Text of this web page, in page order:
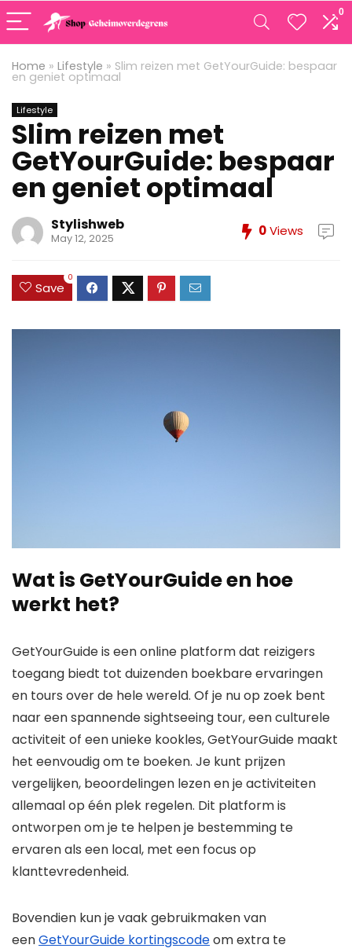
0
Home » Lifestyle » Slim reizen met GetYourGuide: bespaar
en geniet optimaal
Lifestyle
Slim reizen met
GetYourGuide: bespaar
en geniet optimaal
Stylishweb
May 12, 2025 0Views
Save
0
Wat is GetYourGuide en hoe
werkt het?
GetYourGuide is een online platform dat reizigers
toegang biedt tot duizenden boekbare ervaringen
en tours over de hele wereld. Of je nu op zoek bent
naar een spannende sightseeing tour, een culturele
activiteit of een unieke kookles, GetYourGuide maakt
het eenvoudig om te boeken. Je kunt prijzen
vergelijken, beoordelingen lezen en je activiteiten
allemaal op één plek regelen. Dit platform is
ontworpen om je te helpen je bestemming te
ervaren als een local, met een focus op
klanttevredenheid.
Bovendien kun je vaak gebruikmaken van
eenGetYourGuide kortingscodeom extra te